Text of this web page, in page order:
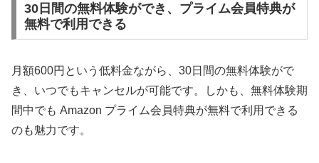
30日間の無料体験ができ、プライム会員特典が
無料で利用できる
月額600円という低料金ながら、30日間の無料体験がで
き、いつでもキャンセルが可能です。しかも、無料体験期
間中でも Amazon プライム会員特典が無料で利用できる
のも魅力です。